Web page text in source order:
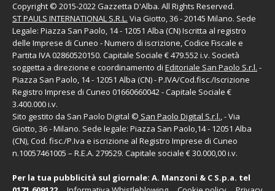
Copyright © 2015-2022 Gazzetta D'Alba. All Rights Reserved.
ST PAULS INTERNATIONAL S.R.L. Via Giotto, 36 - 20145 Milano. Sede
Legale: Piazza San Paolo, 14 - 12051 Alba (CN) Iscritta al registro
delle Imprese di Cuneo - Numero di iscrizione, Codice Fiscale e
Partita IVA 02860520150. Capitale Sociale € 479.552 i.v. Società
soggetta a direzione e coordinamento di Editoriale San Paolo S.r.l. -
Piazza San Paolo, 14 - 12051 Alba (CN) - P.IVA/Cod.fisc./Iscrizione
Registro Imprese di Cuneo 01660660042 - Capitale Sociale €
3.400.000 i.v.
Sito gestito da San Paolo Digital © San Paolo Digital S.r.l., - Via
Giotto, 36 - Milano. Sede legale: Piazza San Paolo,14 - 12051 Alba
(CN), Cod. fisc./P.Iva e iscrizione al Registro Imprese di Cuneo
n.10057461005 – R.E.A. 279529. Capitale sociale € 30.000,00 i.v.
Per la tua pubblicità sul giornale: A. Manzoni & C S.p.a. tel